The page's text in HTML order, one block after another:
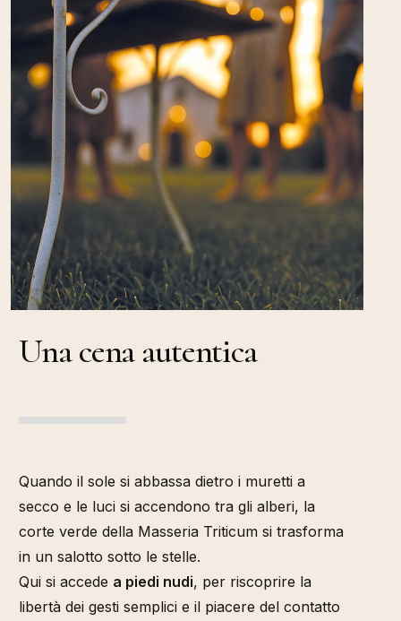
Una cena autentica
Quando il sole si abbassa dietro i muretti a
secco e le luci si accendono tra gli alberi, la
corte verde della Masseria Triticum si trasforma
in un salotto sotto le stelle.
Qui si accede a piedi nudi, per riscoprire la
libertà dei gesti semplici e il piacere del contatto